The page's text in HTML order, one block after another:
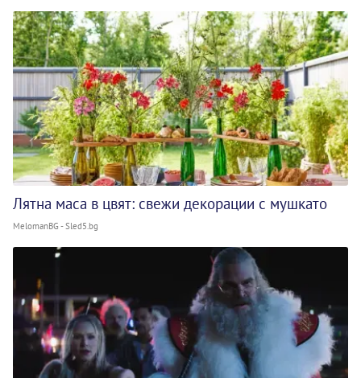
Лятна маса в цвят: свежи декорации с мушкато
MelomanBG - Sled5.bg